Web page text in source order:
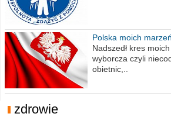
Polska moich
Nadszedł kres
wyborcza czyli
obietnic,..
zdrowie